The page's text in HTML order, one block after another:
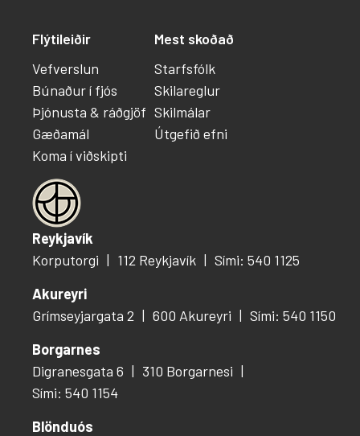
Reykjavík
Korputorgi
112 Reykjavík
Sími: 540 1125
Akureyri
Grímseyjargata 2
600 Akureyri
Sími: 540 1150
Borgarnes
Digranesgata 6
310 Borgarnesi
Sími: 540 1154
Blönduós
Flýtileiðir
Vefverslun
Búnaður í fjós
Þjónusta & ráðgjöf
Gæðamál
Koma í viðskipti
Mest skoðað
Starfsfólk
Skilareglur
Skilmálar
Útgefið efni